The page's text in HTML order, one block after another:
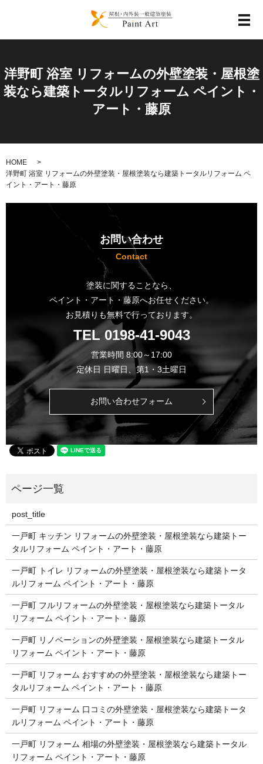
メ
洋野町 浴室 リフォームの外壁塗装・屋根塗
装なら建築トータルリフォーム ペイント・
アート・藤原
HOME
洋野町 浴室 リフォームの外壁塗装・屋根塗装なら建築トータルリフォーム ペ
イント・アート・藤原
お問い合わせ
Contact
塗装に関することなら、
ペイント・アート・藤原へお任せください。
お見積りも無料で行っております。
TEL 0198-41-9043
営業時間 8:00～17:00
定休日 日曜日、第1・3土曜日
お問い合わせフォーム
post_title
一戸町 キッチン リフォームの外壁塗装・屋根塗装なら建築トー
タルリフォーム ペイント・アート・藤原
一戸町 トイレ リフォームの外壁塗装・屋根塗装なら建築トータ
ルリフォーム ペイント・アート・藤原
一戸町 フルリフォームの外壁塗装・屋根塗装なら建築トータル
リフォーム ペイント・アート・藤原
一戸町 リノベーションの外壁塗装・屋根塗装なら建築トータル
リフォーム ペイント・アート・藤原
一戸町 リフォーム おすすめの外壁塗装・屋根塗装なら建築トー
タルリフォーム ペイント・アート・藤原
一戸町 リフォーム 口コミの外壁塗装・屋根塗装なら建築トータ
ルリフォーム ペイント・アート・藤原
一戸町 リフォーム 相場の外壁塗装・屋根塗装なら建築トータル
リフォーム ペイント・アート・藤原